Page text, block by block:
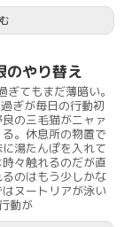
のやり替え
てもまだ薄暗い。
ぎが毎日の行動初
の三毛猫がニャァ
。休息所の物置で
湯たんぽを入れて
々触れるのだが直
のはもう少しかな
ヌートリアが泳い
動が